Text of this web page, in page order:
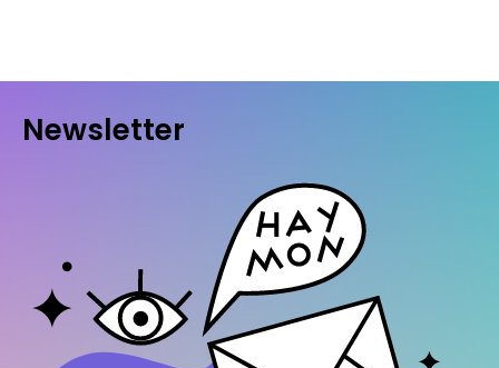
Newsletter